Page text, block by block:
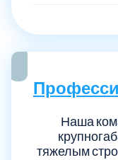
Наша
тяжелым